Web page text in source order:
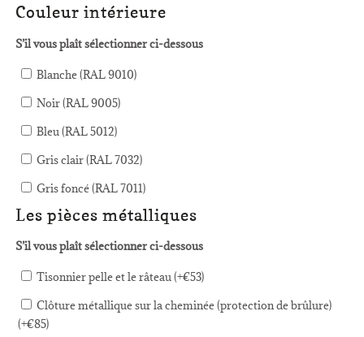
Couleur intérieure
S’il vous plaît sélectionner ci-dessous
Blanche (RAL 9010)
Noir (RAL 9005)
Bleu (RAL 5012)
Gris clair (RAL 7032)
Gris foncé (RAL 7011)
Les pièces métalliques
S’il vous plaît sélectionner ci-dessous
Tisonnier pelle et le râteau (+€53)
Clôture métallique sur la cheminée (protection de brûlure)
(+€85)